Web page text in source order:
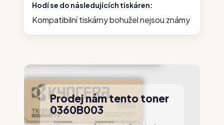
Hodí se do následujících tiskáren:
Kompatibilní tiskárny bohužel nejsou známy
Prodej nám tento toner
0360B003